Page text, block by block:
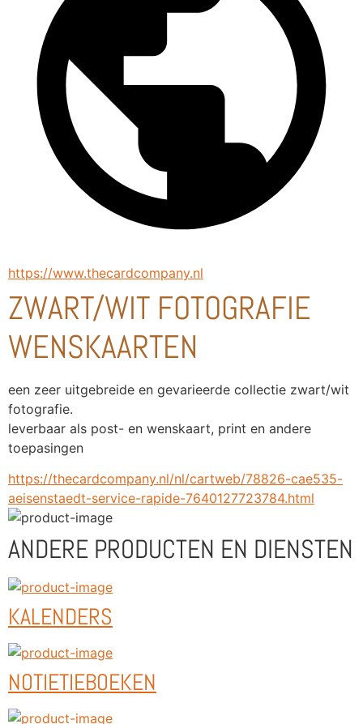
https://www.thecardcompany.nl
ZWART/WIT FOTOGRAFIE
WENSKAARTEN
een zeer uitgebreide en gevarieerde collectie zwart/wit
fotografie.
leverbaar als post- en wenskaart, print en andere
toepasingen
https://thecardcompany.nl/nl/cartweb/78826-cae535-
aeisenstaedt-service-rapide-7640127723784.html
ANDERE PRODUCTEN EN DIENSTEN
KALENDERS
NOTIETIEBOEKEN